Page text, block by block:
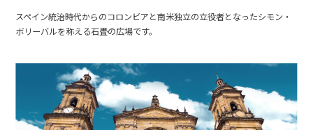
スペイン統治時代からのコロンビアと南米独立の立役者となったシモン・
ボリーバルを称える石畳の広場です。